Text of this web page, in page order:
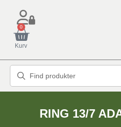
0
Kurv
RING 13/7